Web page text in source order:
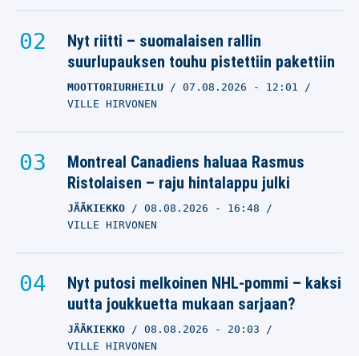
Nyt riitti – suomalaisen rallin
suurlupauksen touhu pistettiin pakettiin
MOOTTORIURHEILU 07.08.2026 - 12:01
VILLE HIRVONEN
Montreal Canadiens haluaa Rasmus
Ristolaisen – raju hintalappu julki
JÄÄKIEKKO 08.08.2026 - 16:48
VILLE HIRVONEN
Nyt putosi melkoinen NHL-pommi – kaksi
uutta joukkuetta mukaan sarjaan?
JÄÄKIEKKO 08.08.2026 - 20:03
VILLE HIRVONEN